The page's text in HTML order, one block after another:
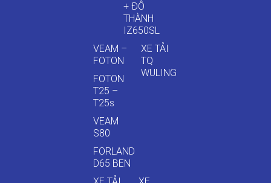
+ ĐÔ
THÀNH
IZ650SL
VEAM –
FOTON
FOTON
T25 –
T25s
VEAM
S80
FORLAND
D65 BEN
XE TẢI
TQ
WULING